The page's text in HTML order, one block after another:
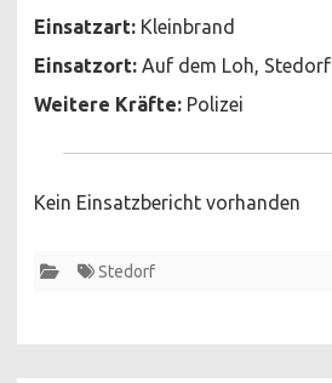
Einsatzart: Kleinbrand
Einsatzort: Auf dem Loh, Stedorf
Weitere Kräfte: Polizei
Kein Einsatzbericht vorhanden
Stedorf